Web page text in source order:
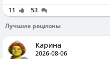
11
53
Лучшие рационы
Карина
2026-08-06